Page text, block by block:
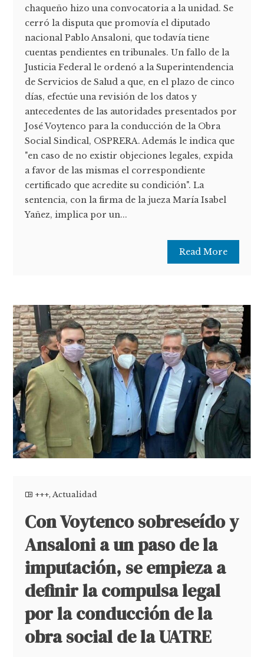
chaqueño hizo una convocatoria a la unidad. Se
cerró la disputa que promovía el diputado
nacional Pablo Ansaloni, que todavía tiene
cuentas pendientes en tribunales. Un fallo de la
Justicia Federal le ordenó a la Superintendencia
de Servicios de Salud a que, en el plazo de cinco
días, efectúe una revisión de los datos y
antecedentes de las autoridades presentados por
José Voytenco para la conducción de la Obra
Social Sindical, OSPRERA. Además le indica que
"en caso de no existir objeciones legales, expida
a favor de las mismas el correspondiente
certificado que acredite su condición". La
sentencia, con la firma de la jueza María Isabel
Yañez, implica por un...
Read More
+++,Actualidad
Con Voytenco sobreseído y
Ansaloni a un paso de la
imputación, se empieza a
definir la compulsa legal
por la conducción de la
obra social de la UATRE